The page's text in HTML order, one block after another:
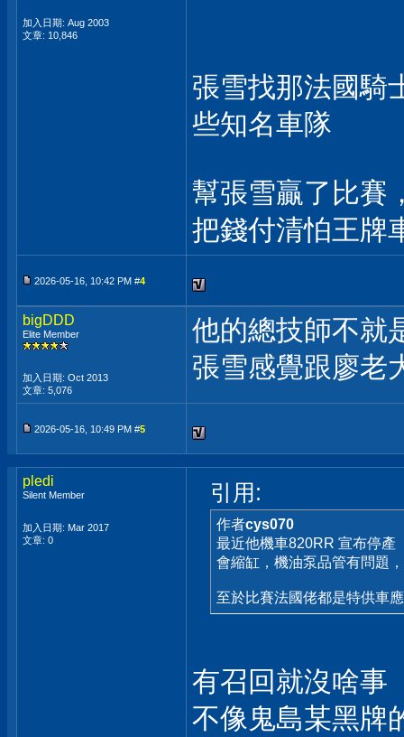
加入日期: Aug 2003
文章: 10,846
張雪找那法國騎
些知名車隊
幫張雪贏了比賽
把錢付清怕王牌
2026-05-16, 10:42 PM #4
bigDDD
Elite Member
加入日期: Oct 2013
文章: 5,076
他的總技師不就
張雪感覺跟廖老
2026-05-16, 10:49 PM #5
pledi
Silent Member
加入日期: Mar 2017
文章: 0
引用:
作者cys070
最近他機車820RR 宣布停產
會縮缸，機油泵品管有問題
至於比賽法國佬都是特供車
有召回就沒啥事
不像鬼島某黑牌